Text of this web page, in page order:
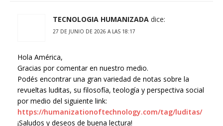
TECNOLOGIA HUMANIZADA dice:
27 DE JUNIO DE 2026 A LAS 18:17
Hola América,
Gracias por comentar en nuestro medio.
Podés encontrar una gran variedad de notas sobre la
revueltas luditas, su filosofía, teología y perspectiva social
por medio del siguiente link:
https://humanizationoftechnology.com/tag/luditas/
¡Saludos y deseos de buena lectura!